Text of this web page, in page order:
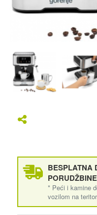
BESPLATNA
* Peći i kamine
vozilom na